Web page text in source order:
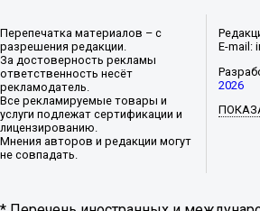
Перепечатка материалов – с
разрешения редакции.
За достоверность рекламы
ответственность несёт
рекламодатель.
Все рекламируемые товары и
услуги подлежат сертификации и
лицензированию.
Мнения авторов и редакции могут
не совпадать.
E-mail:
2026